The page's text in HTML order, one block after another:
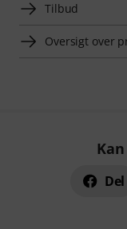
Tilbud
Oversigt over
Del